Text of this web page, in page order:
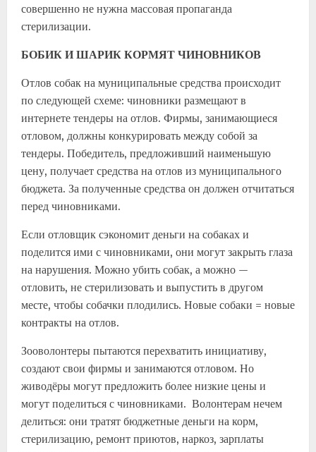
совершенно не нужна массовая пропаганда
стерилизации.
БОБИК И ШАРИК КОРМЯТ ЧИНОВНИКОВ
Отлов собак на муниципальные средства происходит
по следующей схеме: чиновники размещают в
интернете тендеры на отлов. Фирмы, занимающиеся
отловом, должны конкурировать между собой за
тендеры. Победитель, предложивший наименьшую
цену, получает средства на отлов из муниципального
бюджета. За полученные средства он должен отчитаться
перед чиновниками.
Если отловщик сэкономит деньги на собаках и
поделится ими с чиновниками, они могут закрыть глаза
на нарушения. Можно убить собак, а можно —
отловить, не стерилизовать и выпустить в другом
месте, чтобы собачки плодились. Новые собаки = новые
контракты на отлов.
Зооволонтеры пытаются перехватить инициативу,
создают свои фирмы и занимаются отловом. Но
живодёры могут предложить более низкие цены и
могут поделиться с чиновниками. Волонтерам нечем
делиться: они тратят бюджетные деньги на корм,
стерилизацию, ремонт приютов, наркоз, зарплаты